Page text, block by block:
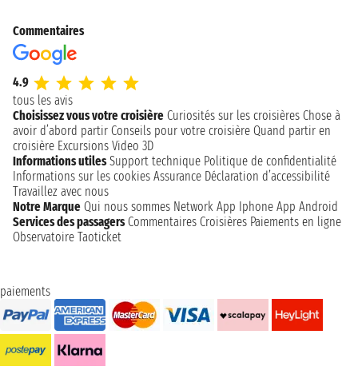
Commentaires
4.9
tous les avis
Choisissez vous votre croisière Curiosités sur les croisières Chose à
avoir d’abord partir Conseils pour votre croisière Quand partir en
croisière Excursions Video 3D
Informations utiles Support technique Politique de confidentialité
Informations sur les cookies Assurance Déclaration d’accessibilité
Travaillez avec nous
Notre Marque Qui nous sommes Network App Iphone App Android
Services des passagers Commentaires Croisières Paiements en ligne
Observatoire Taoticket
paiements